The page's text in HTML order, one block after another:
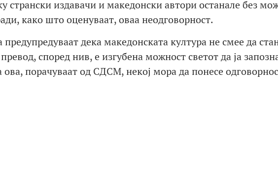
странски издавачи и македонски автори останале без
како што оценуваат, оваа неодговорност.
предупредуваат дека македонската култура не смее да
според нив, е изгубена можност светот да ја
ова, порачуваат од СДСМ, некој мора да понесе